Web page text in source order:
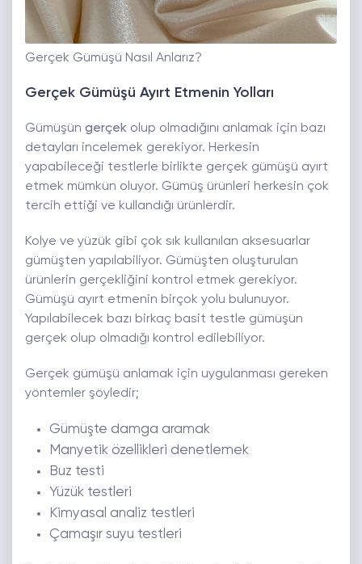
Gerçek Gümüşü Nasıl Anlarız?
Gerçek Gümüşü Ayırt Etmenin Yolları
Gümüşün gerçek olup olmadığını anlamak için bazı
detayları incelemek gerekiyor. Herkesin
yapabileceği testlerle birlikte gerçek gümüşü ayırt
etmek mümkün oluyor. Gümüş ürünleri herkesin çok
tercih ettiği ve kullandığı ürünlerdir.
Kolye ve yüzük gibi çok sık kullanılan aksesuarlar
gümüşten yapılabiliyor. Gümüşten oluşturulan
ürünlerin gerçekliğini kontrol etmek gerekiyor.
Gümüşü ayırt etmenin birçok yolu bulunuyor.
Yapılabilecek bazı birkaç basit testle gümüşün
gerçek olup olmadığı kontrol edilebiliyor.
Gerçek gümüşü anlamak için uygulanması gereken
yöntemler şöyledir;
Gümüşte damga aramak
Manyetik özellikleri denetlemek
Buz testi
Yüzük testleri
Kimyasal analiz testleri
Çamaşır suyu testleri